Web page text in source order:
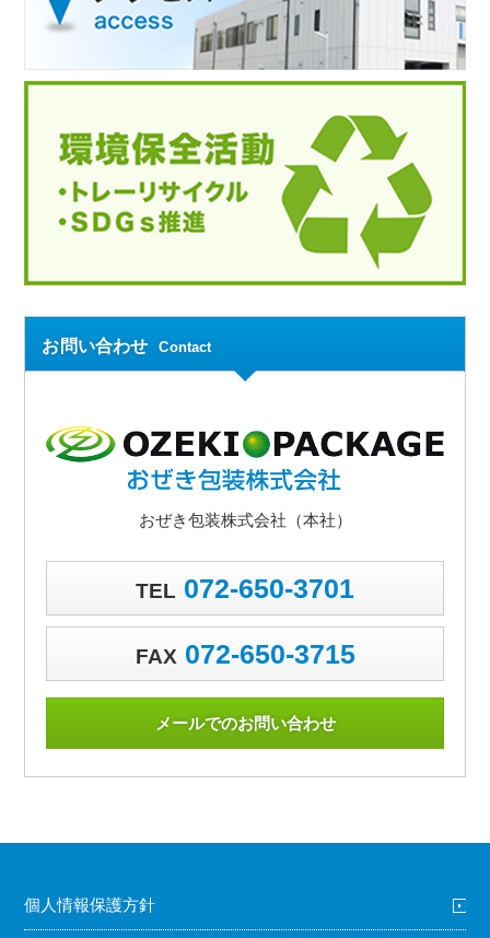
お問い合わせ Contact
おぜき包装株式会社（本社）
TEL 072-650-3701
FAX 072-650-3715
メールでのお問い合わせ
個人情報保護方針